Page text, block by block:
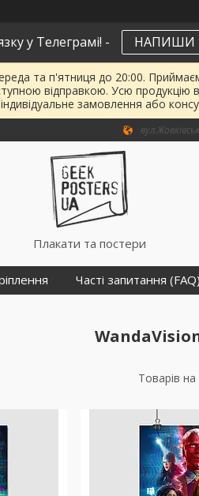
у Телеграмі! - НАПИШИ
та п'ятниця до 20:00.
відправкою. Усю
замовлення або
Плакати та постери
Часті запитання (FAQ)